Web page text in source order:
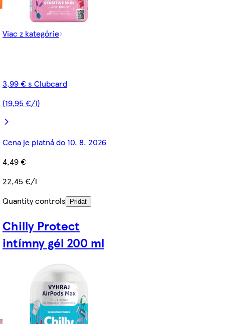
Viac z kategórie
3,99 € s Clubcard
(19,95 €/l)
Cena je platná do 10. 8. 2026
4,49 €
22,45 €/l
Quantity controls
Pridať
Chilly Protect
intímny gél 200 ml